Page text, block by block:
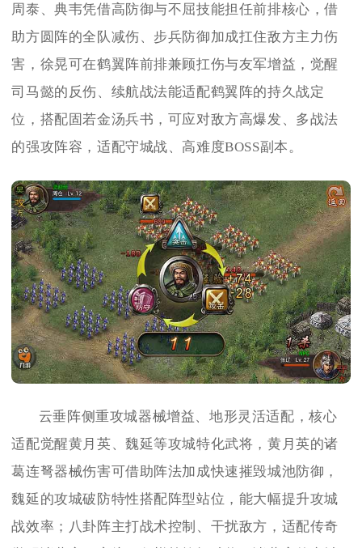
周泰、典韦凭借高防御与不屈技能担任前排核心，借
助方圆阵的全队减伤、步兵防御加成扛住敌方主力伤
害，徐晃可在鹤翼阵前排兼顾扛伤与友军增益，觉醒
司马懿的反伤、续航战法能适配鹤翼阵的持久战定
位，搭配固若金汤兵书，可应对敌方高爆发、多战法
的强攻阵容，适配守城战、高难度BOSS副本。
云垂阵侧重攻城器械增益、地形灵活适配，核心
适配觉醒黄月英、魏延等攻城特化武将，黄月英的诸
葛连弩器械伤害可借助阵法加成快速摧毁城池防御，
魏延的攻城破防特性搭配阵型站位，能大幅提升攻城
战效率；八卦阵主打战术控制、干扰敌方，适配传奇